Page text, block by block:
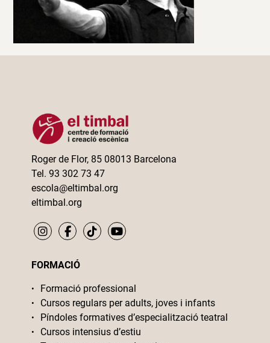
Roger de Flor, 85 08013 Barcelona
Tel. 93 302 73 47
escola@eltimbal.org
eltimbal.org
FORMACIÓ
Formació professional
Cursos regulars per adults, joves i infants
Píndoles formatives d’especialització teatral
Cursos intensius d’estiu